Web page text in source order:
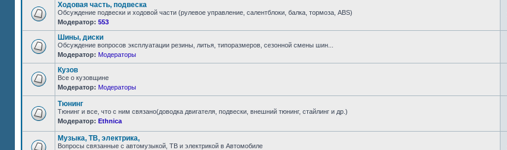
Ходовая часть, подвеска
Обсуждение подвески и ходовой части (рулевое управление, салентблоки, балка, тормоза, ABS)
Модератор: 553
Шины, диски
Обсуждение вопросов эксплуатации резины, литья, типоразмеров, сезонной смены шин...
Модератор: Модераторы
Кузов
Все о кузовщине
Модератор: Модераторы
Тюнинг
Тюнинг и все, что с ним связано(доводка двигателя, подвески, внешний тюнинг, стайлинг и др.)
Модератор: Ethnica
Музыка, ТВ, электрика,
Вопросы связанные с автомузыкой, ТВ и электрикой в Автомобиле